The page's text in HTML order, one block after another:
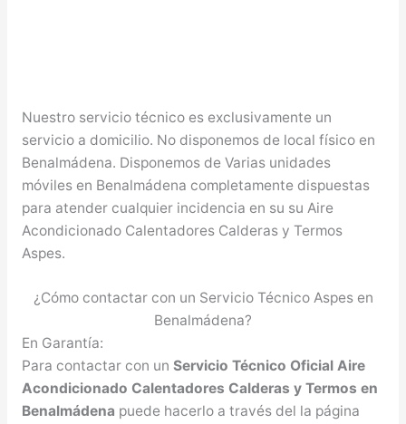
Nuestro servicio técnico es exclusivamente un
servicio a domicilio. No disponemos de local físico en
Benalmádena. Disponemos de Varias unidades
móviles en Benalmádena completamente dispuestas
para atender cualquier incidencia en su su Aire
Acondicionado Calentadores Calderas y Termos
Aspes.
¿Cómo contactar con un Servicio Técnico Aspes en
Benalmádena?
En Garantía:
Para contactar con un Servicio Técnico Oficial Aire
Acondicionado Calentadores Calderas y Termos en
Benalmádena puede hacerlo a través del la página